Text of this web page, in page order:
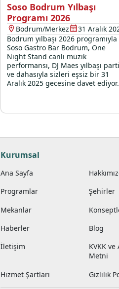
Soso Bodrum Yılbaşı
Programı 2026
Bodrum/Merkez
31 Aralık
Bodrum yılbaşı 2026 programıyla
Soso Gastro Bar Bodrum, One
Night Stand canlı müzik
performansı, DJ Maes yılbaşı
ve dahasıyla sizleri eşsiz bir 31
Aralık 2025 gecesine davet ediyor.
Kurumsal
Ana Sayfa
Programlar
Şehirler
Mekanlar
Haberler
Blog
İletişim
KVKK ve
Metni
Hizmet Şartları
Gizlilik